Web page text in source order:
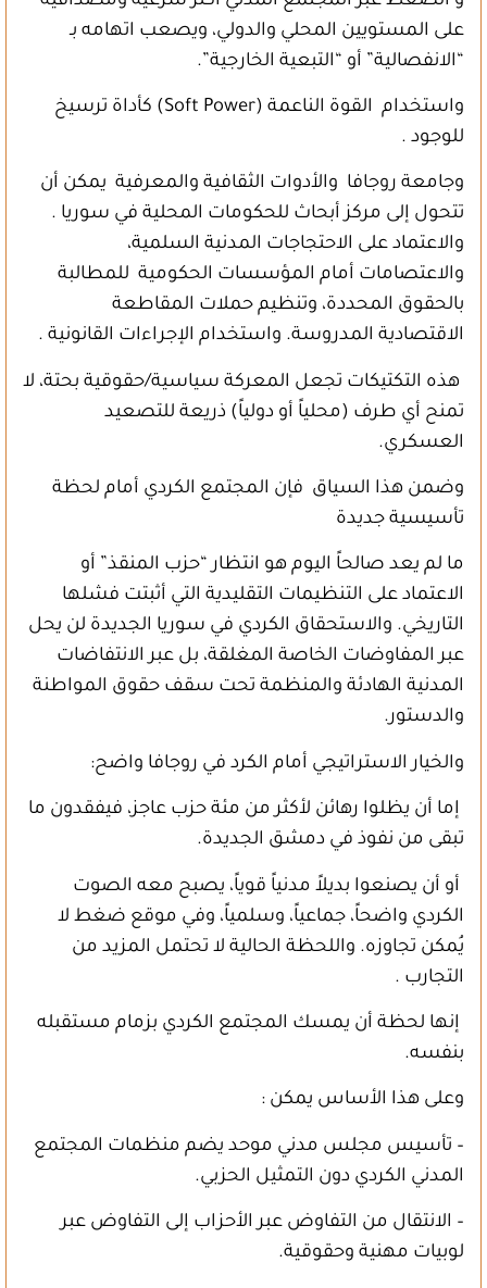
على المستويين المحلي والدولي، ويصعب اتهامه بـ
“الانفصالية” أو “التبعية الخارجية”.
واستخدام القوة الناعمة (Soft Power) كأداة ترسيخ
للوجود .
وجامعة روجافا والأدوات الثقافية والمعرفية يمكن أن
تتحول إلى مركز أبحاث للحكومات المحلية في سوريا .
والاعتماد على الاحتجاجات المدنية السلمية،
والاعتصامات أمام المؤسسات الحكومية للمطالبة
بالحقوق المحددة، وتنظيم حملات المقاطعة
الاقتصادية المدروسة. واستخدام الإجراءات القانونية .
هذه التكتيكات تجعل المعركة سياسية/حقوقية بحتة، لا
تمنح أي طرف (محلياً أو دولياً) ذريعة للتصعيد
العسكري.
وضمن هذا السياق فإن المجتمع الكردي أمام لحظة
تأسيسية جديدة
ما لم يعد صالحاً اليوم هو انتظار “حزب المنقذ” أو
الاعتماد على التنظيمات التقليدية التي أثبتت فشلها
التاريخي. والاستحقاق الكردي في سوريا الجديدة لن يحل
عبر المفاوضات الخاصة المغلقة، بل عبر الانتفاضات
المدنية الهادئة والمنظمة تحت سقف حقوق المواطنة
والدستور.
والخيار الاستراتيجي أمام الكرد في روجافا واضح:
إما أن يظلوا رهائن لأكثر من مئة حزب عاجز، فيفقدون ما
تبقى من نفوذ في دمشق الجديدة.
أو أن يصنعوا بديلاً مدنياً قوياً، يصبح معه الصوت
الكردي واضحاً، جماعياً، وسلمياً، وفي موقع ضغط لا
يُمكن تجاوزه. واللحظة الحالية لا تحتمل المزيد من
التجارب .
إنها لحظة أن يمسك المجتمع الكردي بزمام مستقبله
بنفسه.
وعلى هذا الأساس يمكن :
– تأسيس مجلس مدني موحد يضم منظمات المجتمع
المدني الكردي دون التمثيل الحزبي.
– الانتقال من التفاوض عبر الأحزاب إلى التفاوض عبر
لوبيات مهنية وحقوقية.